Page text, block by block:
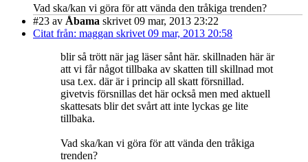
Vad ska/kan vi göra för att vända den tråkiga trenden?
#23 av Åbama skrivet 09 mar, 2013 23:22
Citat från: maggan skrivet 09 mar, 2013 20:58
blir så trött när jag läser sånt här. skillnaden här är
att vi får något tillbaka av skatten till skillnad mot
usa t.ex. där är i princip all skatt försnillad.
givetvis försnillas det här också men med aktuell
skattesats blir det svårt att inte lyckas ge lite
tillbaka.
Vad ska/kan vi göra för att vända den tråkiga
trenden?